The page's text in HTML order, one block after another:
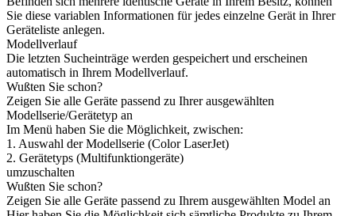
Sie diese variablen Informationen für jedes einzelne Gerät in Ihrer
Geräteliste anlegen.
Modellverlauf
Die letzten Sucheinträge werden gespeichert und erscheinen
automatisch in Ihrem Modellverlauf.
Wußten Sie schon?
Zeigen Sie alle Geräte passend zu Ihrer ausgewählten
Modellserie/Gerätetyp an
Im Menü haben Sie die Möglichkeit, zwischen:
1. Auswahl der Modellserie (Color LaserJet)
2. Gerätetyps (Multifunktiongeräte)
umzuschalten
Wußten Sie schon?
Zeigen Sie alle Geräte passend zu Ihrem ausgewählten Model an